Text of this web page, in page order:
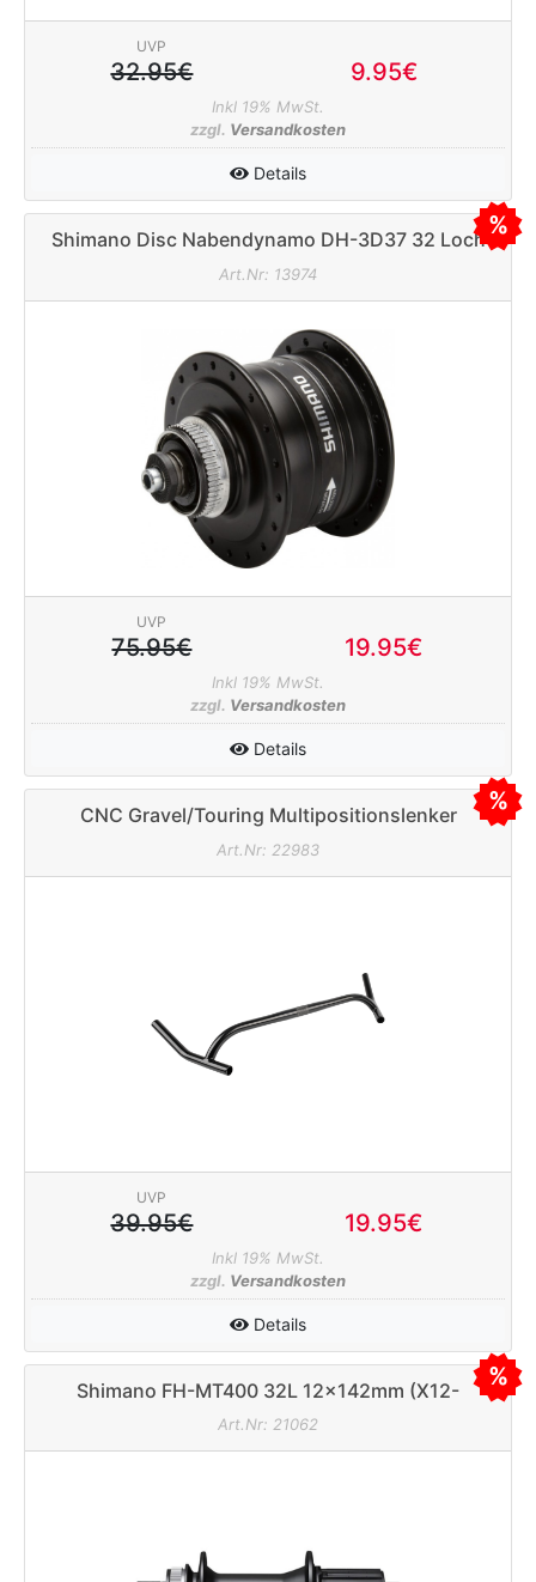
UVP
32.95€ 9.95€
Inkl 19% MwSt.
zzgl. Versandkosten
Details
Shimano Disc Nabendynamo DH-3D37 32 Loch
Centerlock schwarz
Art.Nr: 13974
UVP
75.95€ 19.95€
Inkl 19% MwSt.
zzgl. Versandkosten
Details
CNC Gravel/Touring Multipositionslenker
Art.Nr: 22983
UVP
39.95€ 19.95€
Inkl 19% MwSt.
zzgl. Versandkosten
Details
Shimano FH-MT400 32L 12x142mm (X12-
Standard) Hinterradnabe
Art.Nr: 21062